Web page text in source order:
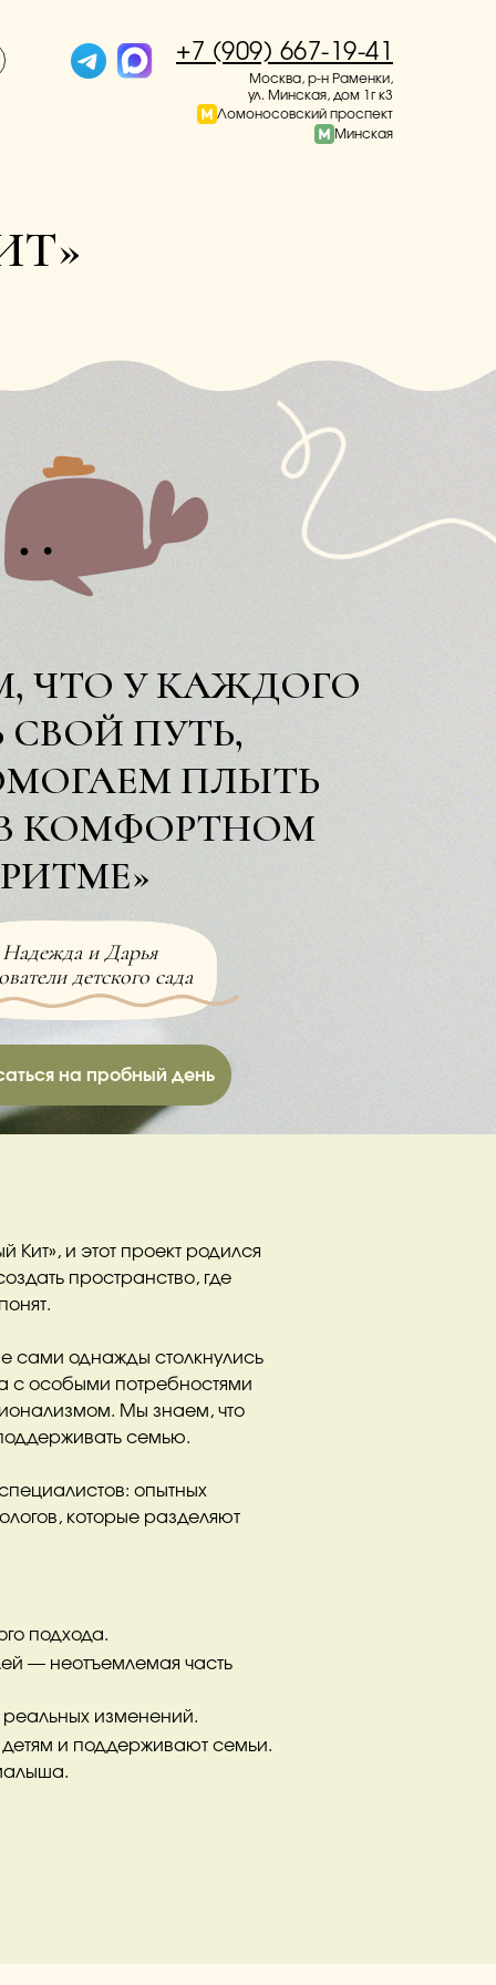
+7 (909) 667-19-41
Москва, р-н Раменки,
ул. Минская, дом 1г к3
Ломоносовский проспект
Минская
Надежда и Дарья
детского сада
на пробный день
ЧТО У КАЖДОГО
СВОЙ ПУТЬ,
ПЛЫТЬ
КОМФОРТНОМ
РИТМЕ»
Кит», и этот проект родился
пространство, где
сами однажды столкнулись
с особыми потребностями
Мы знаем, что
семью.
опытных
которые разделяют
подхода.
— неотъемлемая часть
изменений.
детям и поддерживают семьи.